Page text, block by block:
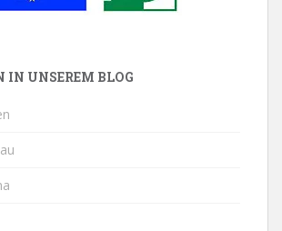
IN UNSEREM BLOG